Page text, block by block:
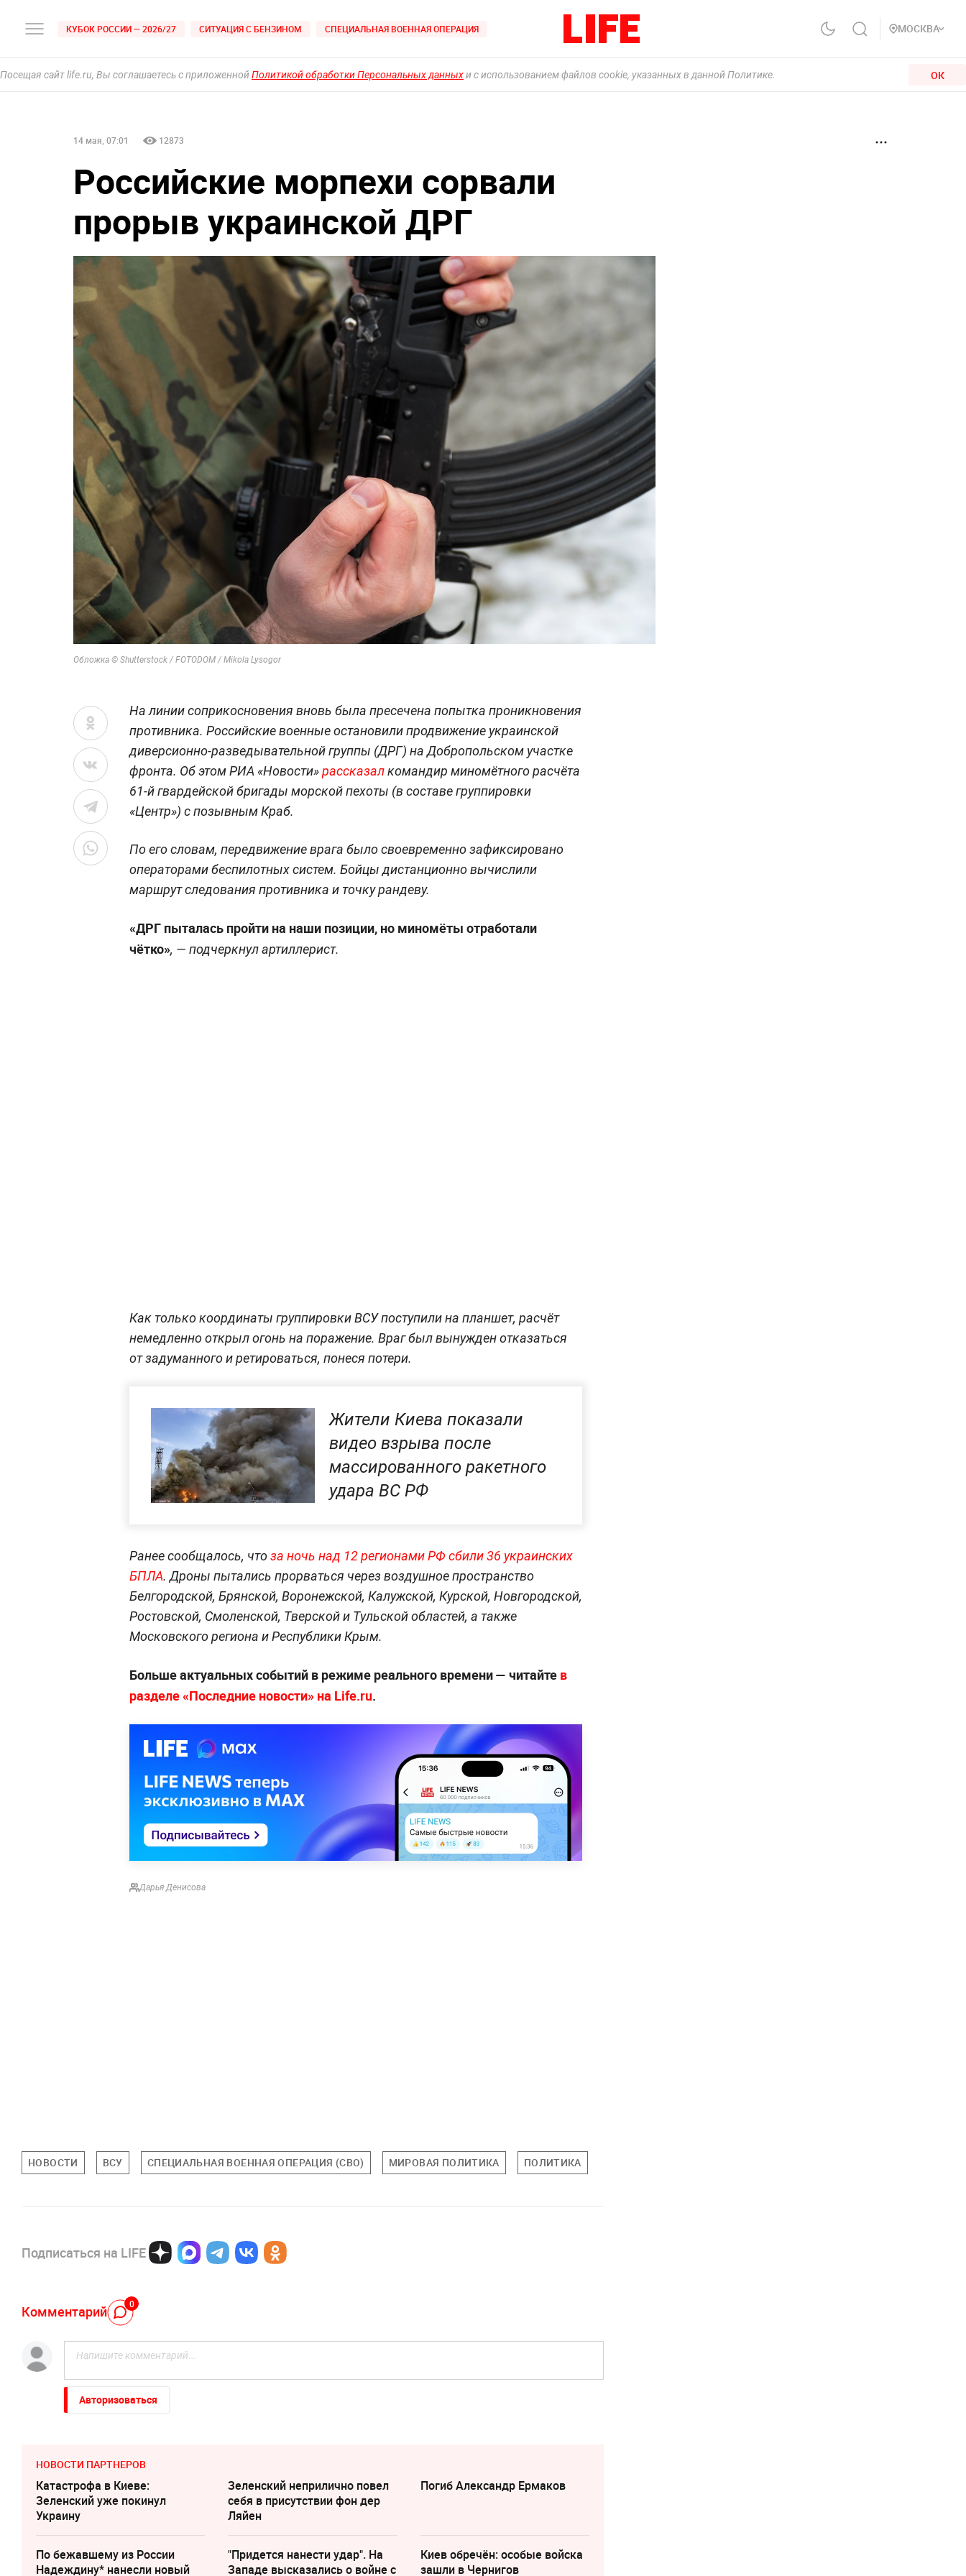
КУБОК РОССИИ — 2026/27 СИТУАЦИЯ С БЕНЗИНОМ СПЕЦИАЛЬНАЯ ВОЕННАЯ ОПЕРАЦИЯ МОСКВА
Посещая сайт life.ru, Вы соглашаетесь с приложеннойПолитикой обработки Персональных данныхи с использованием файлов cookie, указанных в данной Политике. ОК
14 мая, 07:01 12873
Российские морпехи сорвали
прорыв украинской ДРГ
Обложка © Shutterstock / FOTODOM / Mikola Lysogor
На линии соприкосновения вновь была пресечена попытка проникновения
противника. Российские военные остановили продвижение украинской
диверсионно-разведывательной группы (ДРГ) на Добропольском участке
фронта. Об этом РИА «Новости»рассказалкомандир миномётного расчёта
61-й гвардейской бригады морской пехоты (в составе группировки
«Центр») с позывным Краб.
По его словам, передвижение врага было своевременно зафиксировано
операторами беспилотных систем. Бойцы дистанционно вычислили
маршрут следования противника и точку рандеву.
«ДРГ пыталась пройти на наши позиции, но миномёты отработали
чётко», — подчеркнул артиллерист.
Как только координаты группировки ВСУ поступили на планшет, расчёт
немедленно открыл огонь на поражение. Враг был вынужден отказаться
от задуманного и ретироваться, понеся потери.
Жители Киева показали
видео взрыва после
массированного ракетного
удара ВС РФ
Ранее сообщалось, чтоза ночь над 12 регионами РФ сбили 36 украинских
БПЛА. Дроны пытались прорваться через воздушное пространство
Белгородской, Брянской, Воронежской, Калужской, Курской, Новгородской,
Ростовской, Смоленской, Тверской и Тульской областей, а также
Московского региона и Республики Крым.
Больше актуальных событий в режиме реального времени — читайте в
разделе «Последние новости» на Life.ru.
Дарья Денисова
НОВОСТИ ВСУ СПЕЦИАЛЬНАЯ ВОЕННАЯ ОПЕРАЦИЯ (СВО) МИРОВАЯ ПОЛИТИКА ПОЛИТИКА
Подписаться на LIFE
Комментарий 0
Авторизоваться
НОВОСТИ ПАРТНЕРОВ
Катастрофа в Киеве:
Зеленский уже покинул
Украину
Зеленский неприлично повел
cебя в присутствии фон дер
Ляйен
Погиб Александр Ермаков
По бежавшему из России
Надеждину* нанесли новый
"Придется нанести удар". На
Западе высказались о войне с
Киев обречён: особые войска
зашли в Чернигов